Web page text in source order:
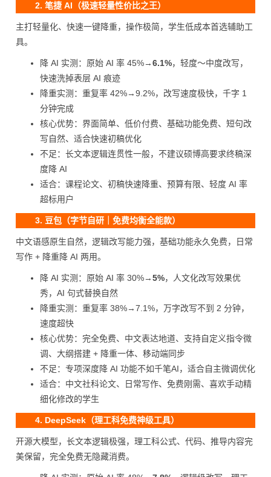
2. 笔捷 AI（极速轻量性价比之王）
主打轻量化、快速一键降重，操作极简，学生低成本首选辅助工
具。
降 AI 实测：原始 AI 率 45%→6.1%，轻度～中度改写，
快速洗掉表层 AI 痕迹
降重实测：重复率 42%→9.2%，改写速度极快，千字 1
分钟完成
核心优势：界面简单、低价付费、基础功能免费、短句改
写自然、适合快速初稿优化
不足：长文本逻辑连贯性一般，不建议硕博高要求终稿深
度降 AI
适合：课程论文、初稿快速降重、预算有限、轻度 AI 率
超标用户
3. 豆包（字节自研｜免费均衡全能款）
中文语感原生自然，逻辑改写能力强，基础功能永久免费，日常
写作 + 降重降 AI 两用。
降 AI 实测：原始 AI 率 30%→5%，人文化改写效果优
秀，AI 句式替换自然
降重实测：重复率 38%→7.1%，万字改写不到 2 分钟，
速度超快
核心优势：完全免费、中文表达地道、支持自定义指令微
调、大纲搭建 + 降重一体、移动端同步
不足：专项深度降 AI 功能不如千笔AI，适合自主微调优化
适合：中文社科论文、日常写作、免费刚需、喜欢手动精
细化修改的学生
4. DeepSeek（理工科免费神级工具）
开源大模型，长文本逻辑极强，理工科公式、代码、推导内容完
美保留，完全免费无隐藏消费。